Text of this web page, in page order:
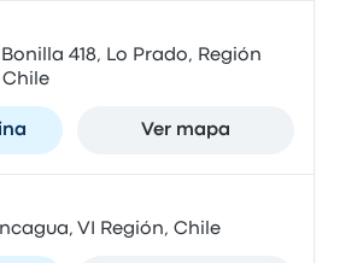
418, Lo Prado, Región
Ver mapa
VI Región, Chile